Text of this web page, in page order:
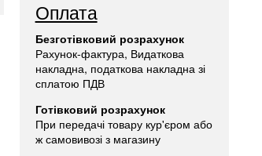
Оплата
Безготівковий розрахунок
Рахунок-фактура, Видаткова
накладна, податкова накладна зі
сплатою ПДВ
Готівковий розрахунок
При передачі товару кур'єром або
ж самовивозі з магазину